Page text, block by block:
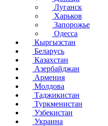
Луганск
Харьков
Запорожье
Одесса
Кыргызстан
Беларусь
Казахстан
Азербайджан
Армения
Молдова
Таджикистан
Туркменистан
Узбекистан
Украина